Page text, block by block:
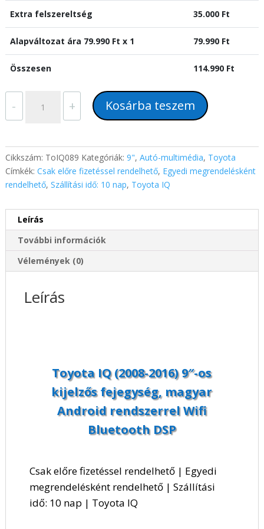
Extra felszereltség 35.000 Ft
Alapváltozat ára 79.990 Ft x 1 79.990 Ft
Összesen 114.990 Ft
-
9"-
os
kijelzős
fejegység,
Android
rendszerrel
Wifi
Bluetooth
DSP
+ Kosárba teszem
Cikkszám: ToIQ089 Kategóriák: 9", Autó-multimédia, Toyota
Címkék: Csak előre fizetéssel rendelhető, Egyedi megrendelésként
rendelhető, Szállítási idő: 10 nap, Toyota IQ
Leírás
További információk
Vélemények (0)
Leírás
Toyota IQ (2008-2016) 9″-os
kijelzős fejegység, magyar
Android rendszerrel Wifi
Bluetooth DSP
Csak előre fizetéssel rendelhető | Egyedi
megrendelésként rendelhető | Szállítási
idő: 10 nap | Toyota IQ